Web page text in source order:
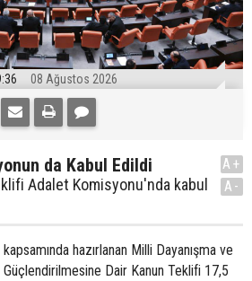
08 Ağustos 2026
da Kabul Edildi
Adalet Komisyonu'nda kabul
A+
A-
hazırlanan Milli Dayanışma ve
Dair Kanun Teklifi 17,5